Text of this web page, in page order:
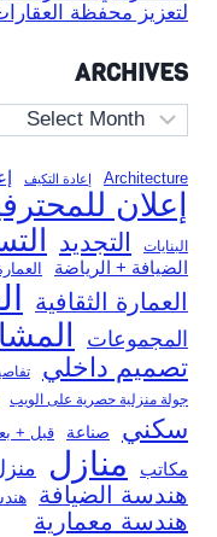
لتعزيز محفظة
ARCHIVES
Archives
Architecture إعادة التكيف
إعلان
البنايات التجديد
الضيافة + الرياضة
العمارة الثقافية
المجموعات
تصميم داخلي
جولة منزلية حصرية على الويب
سكني صناعة قبل +
مكاتب منازل
هندسة الضيافة
هندسة معمارية